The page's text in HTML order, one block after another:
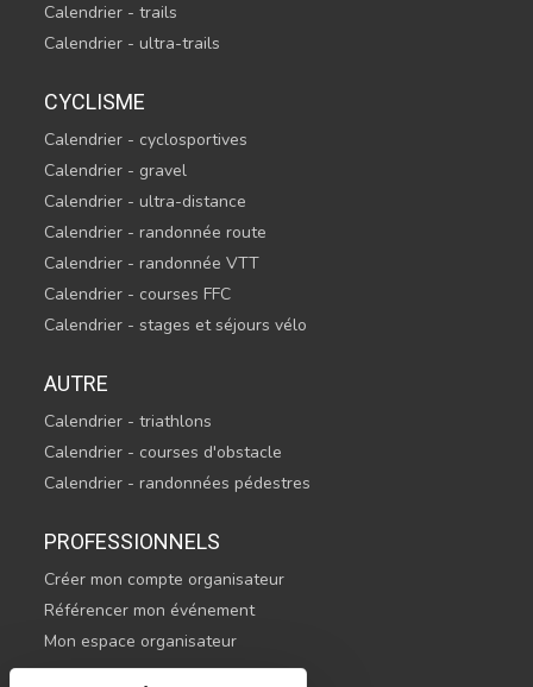
Calendrier - trails
Calendrier - ultra-trails
CYCLISME
Calendrier - cyclosportives
Calendrier - gravel
Calendrier - ultra-distance
Calendrier - randonnée route
Calendrier - randonnée VTT
Calendrier - courses FFC
Calendrier - stages et séjours vélo
AUTRE
Calendrier - triathlons
Calendrier - courses d'obstacle
Calendrier - randonnées pédestres
PROFESSIONNELS
Créer mon compte organisateur
Référencer mon événement
Mon espace organisateur